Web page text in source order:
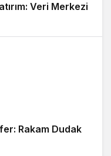
Veri Merkezi
Rakam Dudak